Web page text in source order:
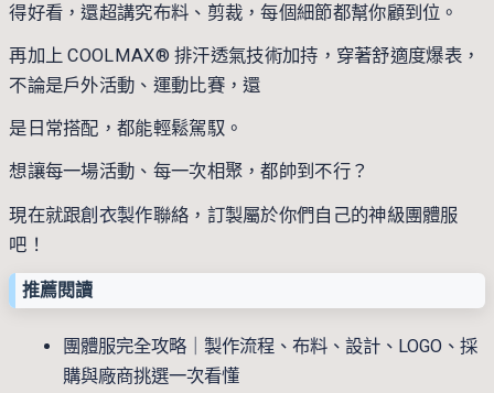
得好看，還超講究布料、剪裁，每個細節都幫你顧到位。
再加上 COOLMAX® 排汗透氣技術加持，穿著舒適度爆表，
不論是戶外活動、運動比賽，還
是日常搭配，都能輕鬆駕馭。
想讓每一場活動、每一次相聚，都帥到不行？
現在就跟創衣製作聯絡，訂製屬於你們自己的神級團體服
吧！
推薦閱讀
團體服完全攻略｜製作流程、布料、設計、LOGO、採
購與廠商挑選一次看懂